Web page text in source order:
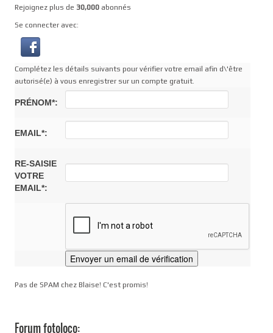
Rejoignez plus de 30,000 abonnés
Se connecter avec:
Complétez les détails suivants pour vérifier votre email afin d\'être
autorisé(e) à vous enregistrer sur un compte gratuit.
PRÉNOM*:
EMAIL*:
RE-SAISIE
VOTRE
EMAIL*:
Pas de SPAM chez Blaise! C'est promis!
Forum fotoloco: